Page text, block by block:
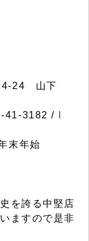
24 山下
41-3182 /
末年始
を誇る中堅店
ますので是非